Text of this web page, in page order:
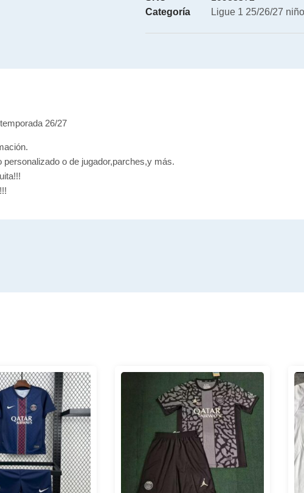
Categoría
Ligue 1 25/26/27
26/27
o de jugador,parches,y más.